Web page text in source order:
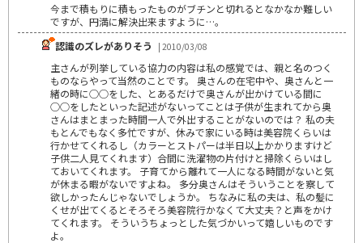
今まで積もりに積もったものがブチンと切れるとなかなか難しい
ですが、円満に解決出来ますように…。
認識のズレがありそう
| 2010/03/08
主さんが列挙している協力の内容は私の感覚では、親と名のつく
ものならやって当然のことです。 奥さんの在宅中や、奥さんと一
緒の時に○○をした、とあるだけで奥さんが出かけている間に
○○をしたといった記述がないってことは子供が生まれてから奥
さんはまとまった時間一人で外出することがないのでは？ 私の夫
もとんでもなく多忙ですが、休みで家にいる時は美容院くらいは
行かせてくれるし（カラーとストパーは半日以上かかりますけど
子供二人見てくれます）合間に洗濯物の片付けと掃除くらいはし
ておいてくれます。 子育てから離れて一人になる時間がないと気
が休まる暇がないですよね。 多分奥さんはそういうことを察して
欲しかったんじゃないでしょうか。 ちなみに私の夫は、私の髪に
くせが出てくるとそろそろ美容院行かなくて大丈夫？と声をかけ
てくれます。 そういうちょっとした気づかいって嬉しいものです
よ。